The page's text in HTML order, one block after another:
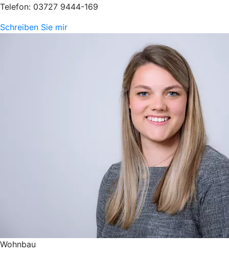
Telefon: 03727 9444-169
Schreiben Sie mir
Wohnbau